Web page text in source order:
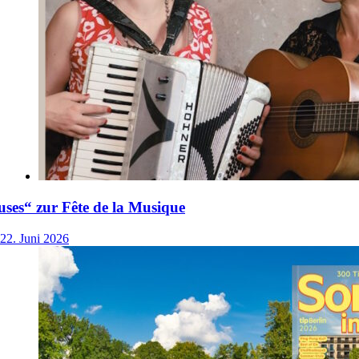
zur Fête de la Musique
22. Juni 2026